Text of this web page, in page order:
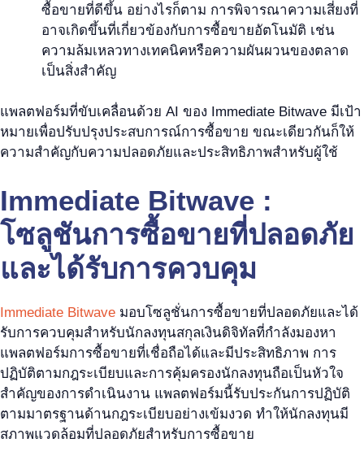
ซื้อขายที่ดีขึ้น อย่างไรก็ตาม การพิจารณาความเสี่ยงที่
อาจเกิดขึ้นที่เกี่ยวข้องกับการซื้อขายอัตโนมัติ เช่น
ความล้มเหลวทางเทคนิคหรือความผันผวนของตลาด
เป็นสิ่งสำคัญ
แพลตฟอร์มที่ขับเคลื่อนด้วย AI ของ Immediate Bitwave มีเป้า
หมายเพื่อปรับปรุงประสบการณ์การซื้อขาย ขณะเดียวกันก็ให้
ความสำคัญกับความปลอดภัยและประสิทธิภาพสำหรับผู้ใช้
Immediate Bitwave :
โซลูชันการซื้อขายที่ปลอดภัย
และได้รับการควบคุม
Immediate Bitwave มอบโซลูชั่นการซื้อขายที่ปลอดภัยและได้
รับการควบคุมสำหรับนักลงทุนสกุลเงินดิจิทัลที่กำลังมองหา
แพลตฟอร์มการซื้อขายที่เชื่อถือได้และมีประสิทธิภาพ การ
ปฏิบัติตามกฎระเบียบและการคุ้มครองนักลงทุนถือเป็นหัวใจ
สำคัญของการดำเนินงาน แพลตฟอร์มนี้รับประกันการปฏิบัติ
ตามมาตรฐานด้านกฎระเบียบอย่างเข้มงวด ทำให้นักลงทุนมี
สภาพแวดล้อมที่ปลอดภัยสำหรับการซื้อขาย